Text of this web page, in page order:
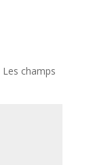
Les champs